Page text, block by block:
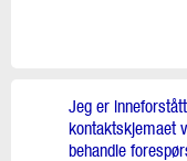
Jeg er
kontaktskjemaet
behandle